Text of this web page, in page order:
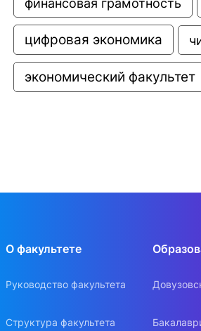
цифровая экономика
экономический факультет
О факультете
Руководство факультета
Структура факультета